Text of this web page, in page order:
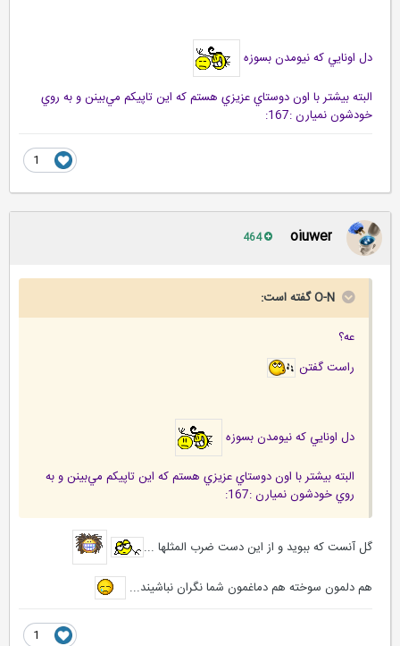
دل اونايي كه نيومدن بسوزه
البته بيشتر با اون دوستاي عزيزي هستم كه اين تاپيكم مي‌بينن و به روي
خودشون نميارن :167:
oiuwer
O-N گفته است:
عه؟
راست گفتن
دل اونايي كه نيومدن بسوزه
البته بيشتر با اون دوستاي عزيزي هستم كه اين تاپيكم مي‌بينن و به
روي خودشون نميارن :167:
گل آنست که ببوید و از این دست ضرب المثلها ...
هم دلمون سوخته هم دماغمون شما نگران نباشیند...